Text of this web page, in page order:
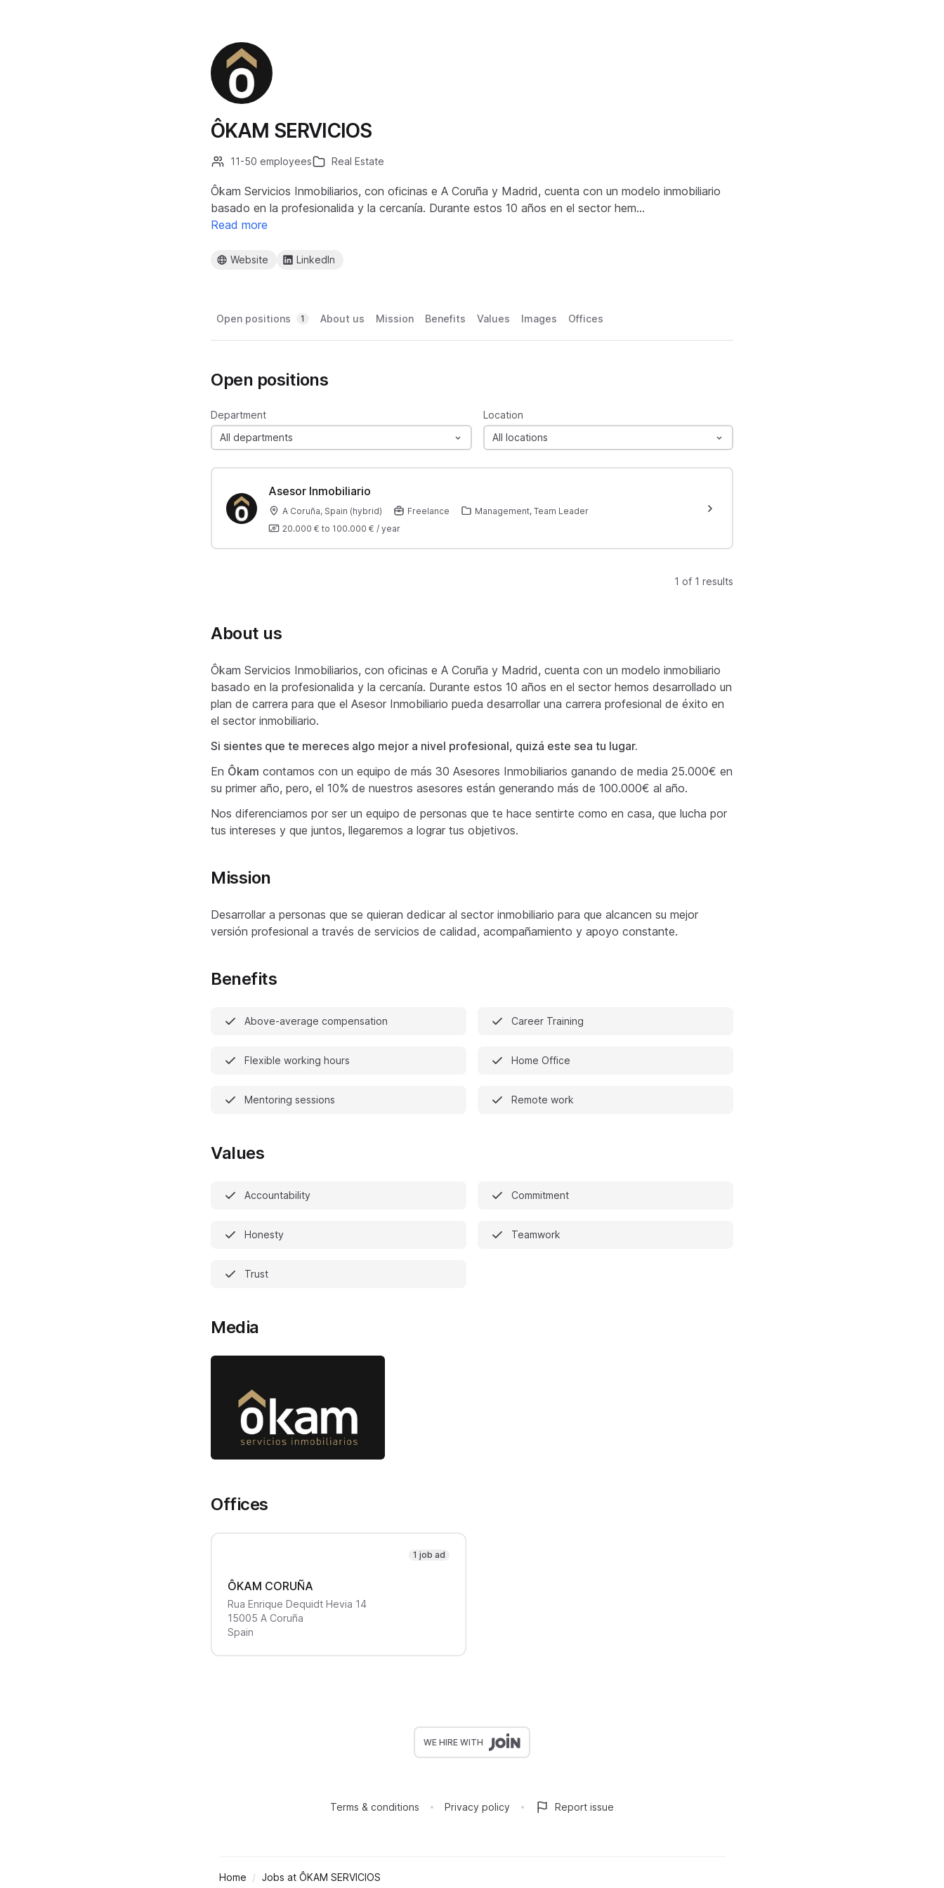
ÔKAM SERVICIOS
11-50 employees Real Estate
Ôkam Servicios Inmobiliarios, con oficinas e A Coruña y Madrid, cuenta con un modelo inmobiliario
basado en la profesionalida y la cercanía. Durante estos 10 años en el sector hem…
Read more
Website LinkedIn
Open positions 1 About us Mission Benefits Values Images Offices
Open positions
Department
All departments
Location
All locations
Asesor Inmobiliario
A Coruña, Spain (hybrid) Freelance
Management, Team Leader
20.000 € to 100.000 € / year
1 of 1 results
About us
Ôkam Servicios Inmobiliarios, con oficinas e A Coruña y Madrid, cuenta con un modelo inmobiliario
basado en la profesionalida y la cercanía. Durante estos 10 años en el sector hemos desarrollado un
plan de carrera para que el Asesor Inmobiliario pueda desarrollar una carrera profesional de éxito en
el sector inmobiliario.
Si sientes que te mereces algo mejor a nivel profesional, quizá este sea tu lugar.
En Ôkam contamos con un equipo de más 30 Asesores Inmobiliarios ganando de media 25.000€ en
su primer año, pero, el 10% de nuestros asesores están generando más de 100.000€ al año.
Nos diferenciamos por ser un equipo de personas que te hace sentirte como en casa, que lucha por
tus intereses y que juntos, llegaremos a lograr tus objetivos.
Mission
Desarrollar a personas que se quieran dedicar al sector inmobiliario para que alcancen su mejor
versión profesional a través de servicios de calidad, acompañamiento y apoyo constante.
Benefits
Above-average compensation Career Training
Flexible working hours Home Office
Mentoring sessions Remote work
Values
Accountability Commitment
Honesty Teamwork
Trust
Media
Offices
1 job ad
ÔKAM CORUÑA
Rua Enrique Dequidt Hevia 14
15005 A Coruña
Spain
WE HIRE WITH
Terms & conditions Privacy policy Report issue
Home Jobs at ÔKAM SERVICIOS